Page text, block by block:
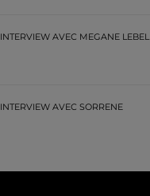
INTERVIEW AVEC MEGANE LEBEL
INTERVIEW AVEC SORRENE